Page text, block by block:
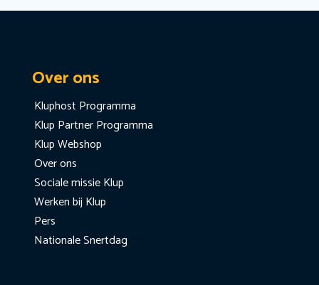
Over ons
Kluphost Programma
Klup Partner Programma
Klup Webshop
Over ons
Sociale missie Klup
Werken bij Klup
Pers
Nationale Snertdag